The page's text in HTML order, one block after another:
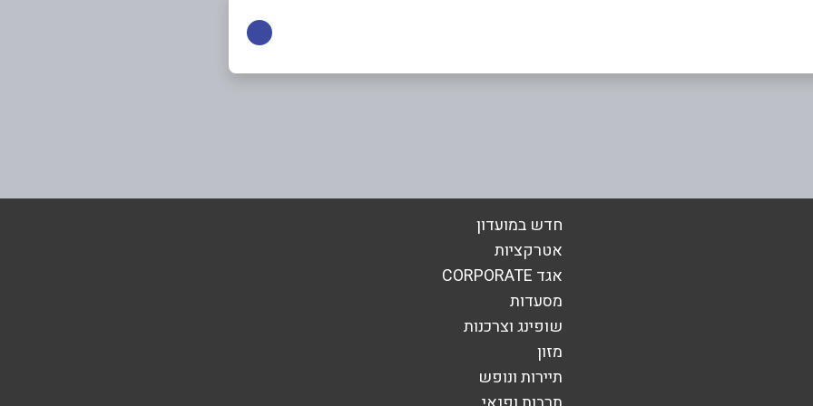
אימייל*
חדש במועדון
אטרקציות
אגד CORPORATE
מסעדות
שופינג וצרכנות
מזון
תיירות ונופש